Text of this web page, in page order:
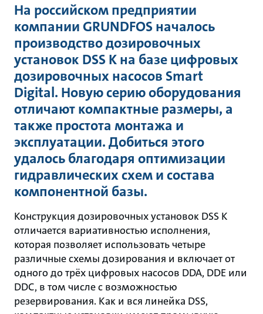
На российском предприятии
компании GRUNDFOS началось
производство дозировочных
установок DSS K на базе цифровых
дозировочных насосов Smart
Digital. Новую серию оборудования
отличают компактные размеры, а
также простота монтажа и
эксплуатации. Добиться этого
удалось благодаря оптимизации
гидравлических схем и состава
компонентной базы.
Конструкция дозировочных установок DSS K
отличается вариативностью исполнения,
которая позволяет использовать четыре
различные схемы дозирования и включает от
одного до трёх цифровых насосов DDA, DDE или
DDC, в том числе с возможностью
резервирования. Как и вся линейка DSS,